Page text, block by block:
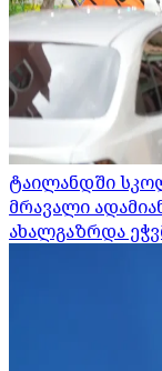
ტაილანდში
მრავალი
ახალგაზრდა